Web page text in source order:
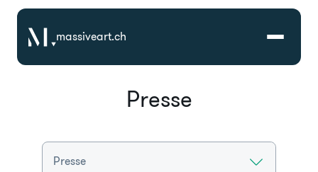
massiveart.ch
Technologien
Presse